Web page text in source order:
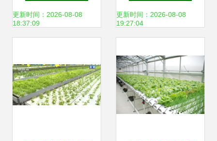
农业资源转化新路
更新时间：2026-08-08
18:37:09
南
更新时间：2026-08-08
19:27:04